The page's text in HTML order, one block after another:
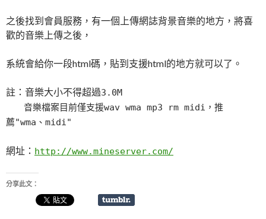
之後找到會員服務，有一個上傳網誌背景音樂的地方，將喜
歡的音樂上傳之後，
系統會給你一段html碼，貼到支援html的地方就可以了。
註：音樂大小不得超過3.0M
音樂檔案目前僅支援wav wma mp3 rm midi，推
薦"wma、midi"
網址： http://www.mineserver.com/
分享此文：